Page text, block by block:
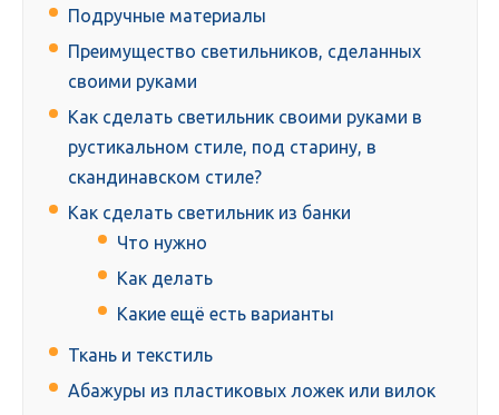
Подручные материалы
Преимущество светильников, сделанных
своими руками
Как сделать светильник своими руками в
рустикальном стиле, под старину, в
скандинавском стиле?
Как сделать светильник из банки
Что нужно
Как делать
Какие ещё есть варианты
Ткань и текстиль
Абажуры из пластиковых ложек или вилок